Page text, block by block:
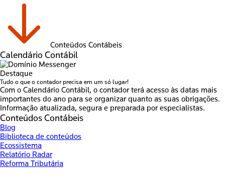
Conteúdos Contábeis
Calendário Contábil
Destaque
Tudo o que o contador precisa em um só lugar!
Com o Calendário Contábil, o contador terá acesso às datas mais
importantes do ano para se organizar quanto as suas obrigações.
Informação atualizada, segura e preparada por especialistas.
Conteúdos Contábeis
Blog
Biblioteca de conteúdos
Ecossistema
Relatório Radar
Reforma Tributária